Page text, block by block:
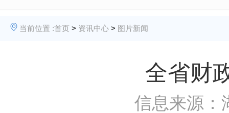
当前位置 :首页 > 资讯中心 > 图片新闻
全省财
信息来源：